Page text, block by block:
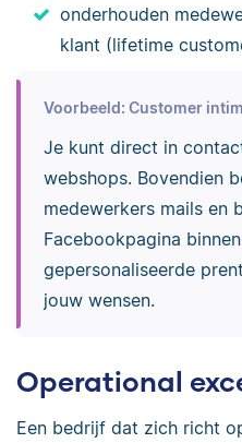
onderhouden
klant (lifetime
Voorbeeld: Customer
Je kunt direct in
webshops. Bovendien
medewerkers mails en
Facebookpagina
gepersonaliseerde
jouw wensen.
Operational
Een bedrijf dat zich richt